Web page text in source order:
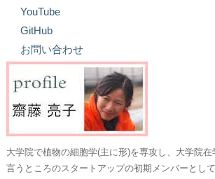
YouTube
GitHub
お問い合わせ
大学院で植物の細胞学(主に形)を専攻し、大学院
言うところのスタートアップの初期メンバーとし